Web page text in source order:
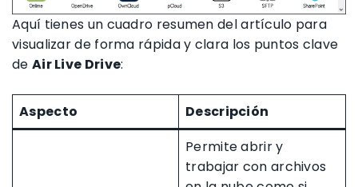
Aquí tienes un cuadro resumen del artículo para
visualizar de forma rápida y clara los puntos clave
de Air Live Drive:
Aspecto Descripción
Permite abrir y
trabajar con archivos